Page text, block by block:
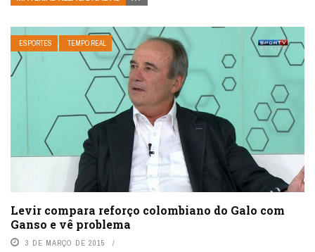
ESPORTES TEMPO REAL
Levir compara reforço colombiano do Galo com
Ganso e vê problema
3 DE MARÇO DE 2015